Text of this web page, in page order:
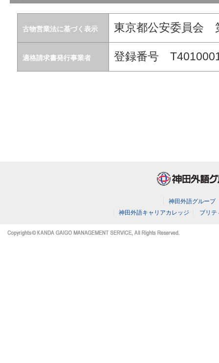
古物営業法に基づく表示 東京都公安委員会
適格請求書発行事業者 登録番号
神田外語グループ
神田外語キャリアカレッジ
ブリテ